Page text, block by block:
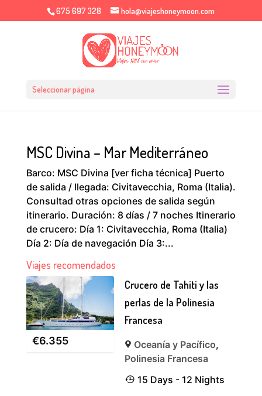
675 697 328 hola@viajeshoneymoon.com
Seleccionar página
MSC Divina – Mar Mediterráneo
Barco: MSC Divina [ver ficha técnica] Puerto
de salida / llegada: Civitavecchia, Roma (Italia).
Consultad otras opciones de salida según
itinerario. Duración: 8 días / 7 noches Itinerario
de crucero: Día 1: Civitavecchia, Roma (Italia)
Día 2: Día de navegación Día 3:...
Viajes recomendados
€6.355
Crucero de Tahiti y las
perlas de la Polinesia
Francesa
Oceanía y Pacífico,
Polinesia Francesa
15 Days - 12 Nights